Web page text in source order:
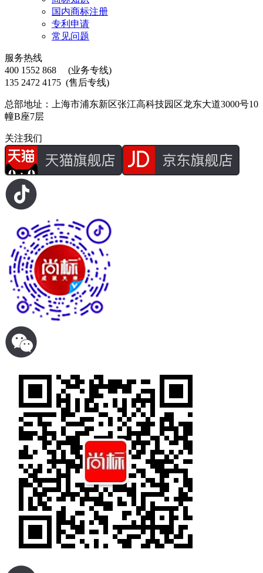
国内商标注册
专利申请
常见问题
服务热线
400 1552 868
(业务专线)
135 2472 4175 (售后专线)
总部地址：上海市浦东新区张江高科技园区龙东大道3000号10
幢B座7层
关注我们